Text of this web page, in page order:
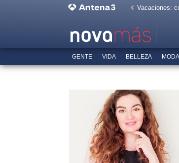
Vacaciones:
GENTE VIDA BELLEZA MODA